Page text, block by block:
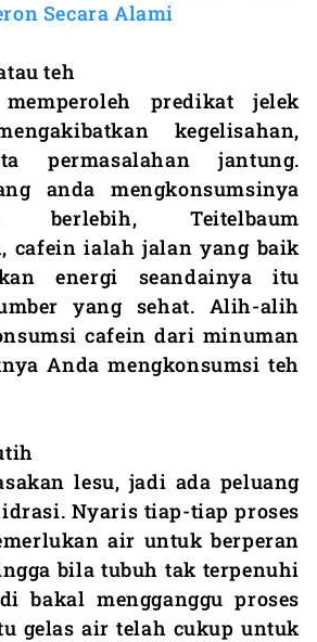
Secara Alami
teh
predikat jelek
kegelisahan,
permasalahan jantung.
anda mengkonsumsinya
Teitelbaum
cafein ialah jalan yang baik
energi seandainya itu
yang sehat. Alih-alih
cafein dari minuman
Anda mengkonsumsi teh
lesu, jadi ada peluang
Nyaris tiap-tiap proses
air untuk berperan
bila tubuh tak terpenuhi
bakal mengganggu proses
gelas air telah cukup untuk